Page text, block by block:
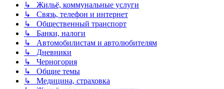
↳ Жильё, коммунальные услуги
↳ Связь, телефон и интернет
↳ Общественный транспорт
↳ Банки, налоги
↳ Автомобилистам и автолюбителям
↳ Дневники
↳ Черногория
↳ Общие темы
↳ Медицина, страховка